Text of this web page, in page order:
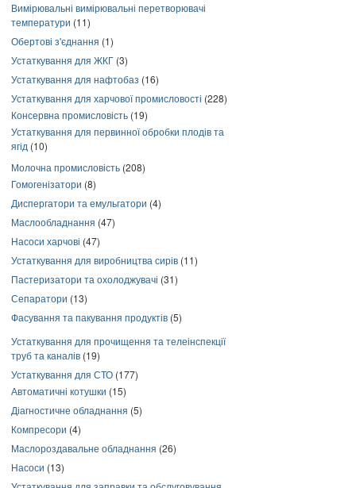
Вимірювальні вимірювальні перетворювачі
температури (11)
Обертові з'єднання (1)
Устаткування для ЖКГ (3)
Устаткування для нафтобаз (16)
Устаткування для харчової промисловості (228)
Консервна промисловість (19)
Устаткування для первинної обробки плодів та
ягід (10)
Молочна промисловість (208)
Гомогенізатори (8)
Диспергатори та емульгатори (4)
Маслообладнання (47)
Насоси харчові (47)
Устаткування для виробництва сирів (11)
Пастеризатори та охолоджувачі (31)
Сепаратори (13)
Фасування та пакування продуктів (5)
Устаткування для прочищення та телеінспекції
труб та каналів (19)
Устаткування для СТО (177)
Автоматичні котушки (15)
Діагностичне обладнання (5)
Компресори (4)
Маслороздавальне обладнання (26)
Насоси (13)